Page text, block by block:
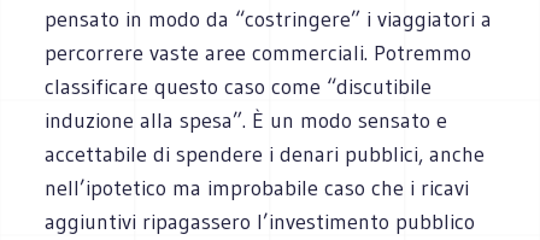
pensato in modo da “costringere” i viaggiatori a
percorrere vaste aree commerciali. Potremmo
classificare questo caso come “discutibile
induzione alla spesa”. È un modo sensato e
accettabile di spendere i denari pubblici, anche
nell’ipotetico ma improbabile caso che i ricavi
aggiuntivi ripagassero l’investimento pubblico